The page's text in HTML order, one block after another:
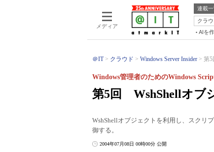
メディア
連載
クラ
AIを
＠IT クラウド Windows Server Insider 第5
第5回 WshShellオブ
Windows管理者のためのWindows
WshShellオブジェクトを利用し、スクリ
御する。
2004年07月08日 00時00分 公開